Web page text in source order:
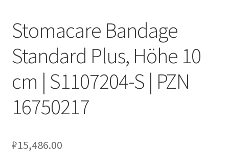
Stomacare Bandage
Standard Plus, Höhe 10
cm | S1107204-S | PZN
16750217
₽15,486.00